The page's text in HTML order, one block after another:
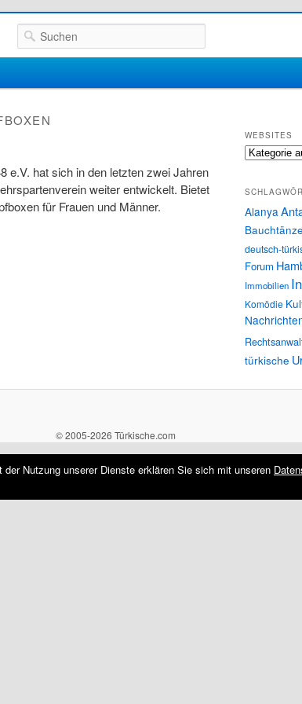
Suchen
e.V. hat sich in den letzten zwei Jahren
weiter entwickelt. Bietet
für Frauen und Männer.
WEBSITES
Websites
Alanya
deutsch-
Forum
Immobilien
Komödie
türkische
© 2005-2026 Türkische.com
Nutzung unserer Dienste erklären Sie sich mit unseren